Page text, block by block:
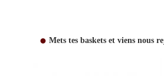
Mets tes baskets et viens nous